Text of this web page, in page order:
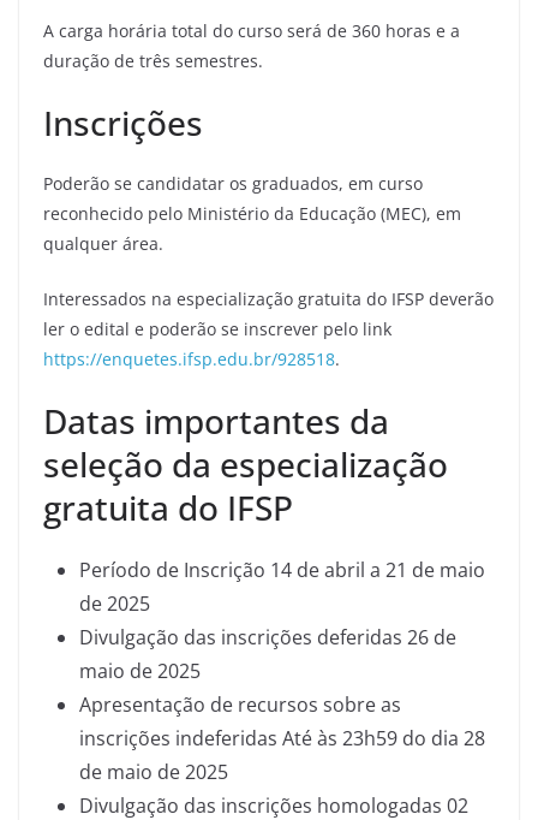
A carga horária total do curso será de 360 horas e a
duração de três semestres.
Inscrições
Poderão se candidatar os graduados, em curso
reconhecido pelo Ministério da Educação (MEC), em
qualquer área.
Interessados na especialização gratuita do IFSP deverão
ler o edital e poderão se inscrever pelo link
https://enquetes.ifsp.edu.br/928518.
Datas importantes da
seleção da especialização
gratuita do IFSP
Período de Inscrição 14 de abril a 21 de maio
de 2025
Divulgação das inscrições deferidas 26 de
maio de 2025
Apresentação de recursos sobre as
inscrições indeferidas Até às 23h59 do dia 28
de maio de 2025
Divulgação das inscrições homologadas 02